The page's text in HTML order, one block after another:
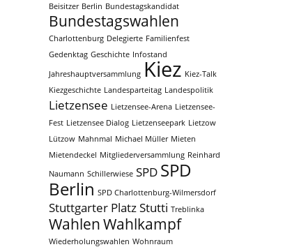
Beisitzer Berlin Bundestagskandidat
Bundestagswahlen
Charlottenburg Delegierte Familienfest
Gedenktag Geschichte Infostand
Jahreshauptversammlung Kiez Kiez-Talk
Kiezgeschichte Landesparteitag Landespolitik
Lietzensee Lietzensee-Arena Lietzensee-
Fest Lietzensee Dialog Lietzenseepark Lietzow
Lützow Mahnmal Michael Müller Mieten
Mietendeckel Mitgliederversammlung Reinhard
Naumann Schillerwiese SPD SPD
Berlin SPD Charlottenburg-Wilmersdorf
Stuttgarter PlatzStutti Treblinka
WahlenWahlkampf
Wiederholungswahlen Wohnraum